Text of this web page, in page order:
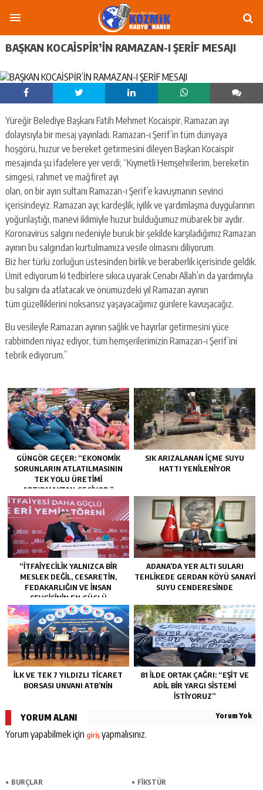
BAŞKAN KOCAİSPİR’İN RAMAZAN-I ŞERİF MESAJI
Yüreğir Belediye Başkanı Fatih Mehmet Kocaispir, Ramazan ayı
dolayısıyla bir mesaj yayınladı. Ramazan-ı Şerif’in tüm dünyaya
hoşgörü, huzur ve bereket getirmesini dileyen Başkan Kocaispir
mesajında şu ifadelere yer verdi; “Kıymetli Hemşehrilerim, bereketin
simgesi, rahmet ve mağfiret ayı
olan, on bir ayın sultanı Ramazan-ı Şerif’e kavuşmanın sevinci
içerisindeyiz. Ramazan ayı; kardeşlik, iyilik ve yardımlaşma duygularının
yoğunlaştığı, manevi iklimiyle huzur bulduğumuz mübarek bir aydır.
Koronavirüs salgını nedeniyle buruk bir şekilde karşıladığımız Ramazan
ayının bu salgından kurtulmamıza vesile olmasını diliyorum.
Biz her türlü zorluğun üstesinden birlik ve beraberlik içerisinde geldik.
Ümit ediyorum ki tedbirlere sıkıca uyarak Cenabı Allah’ın da yardımıyla
bu salgını da atlatacak ve önümüzdeki yıl Ramazan ayının
tüm güzelliklerini noksansız yaşayacağımız günlere kavuşacağız.
Bu vesileyle Ramazan ayının sağlık ve hayırlar getirmesini yüce
rabbimden niyaz ediyor, tüm hemşerilerimizin Ramazan-ı Şerif’ini
tebrik ediyorum.”
GÜNGÖR GEÇER: “EKONOMIK
SORUNLARIN ATLATILMASININ
TEK YOLU ÜRETIMI
ARTIRMAKTAN GEÇIYOR.”
SIK ARIZALANAN IÇME SUYU
HATTI YENILENIYOR
“İTFAIYECILIK YALNIZCA BIR
MESLEK DEĞIL, CESARETIN,
FEDAKARLIĞIN VE INSAN
SEVGISININ EN GÜÇLÜ
TEMSILIDIR.”
ADANA’DA YER ALTI SULARI
TEHLİKEDE GERDAN KÖYÜ SANAYİ
SUYU CENDERESİNDE
İLK VE TEK 7 YILDIZLI TİCARET
BORSASI UNVANI ATB’NİN
81 İLDE ORTAK ÇAĞRI: “EŞİT VE
ADİL BİR YARGI SİSTEMİ
İSTİYORUZ”
YORUM ALANI Yorum Yok
Yorum yapabilmek için girişyapmalısınız.
BURÇLAR FİKSTÜR